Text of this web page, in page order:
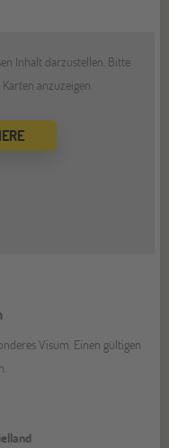
Inhalt darzustellen. Bitte
anzuzeigen.
Visum. Einen gültigen